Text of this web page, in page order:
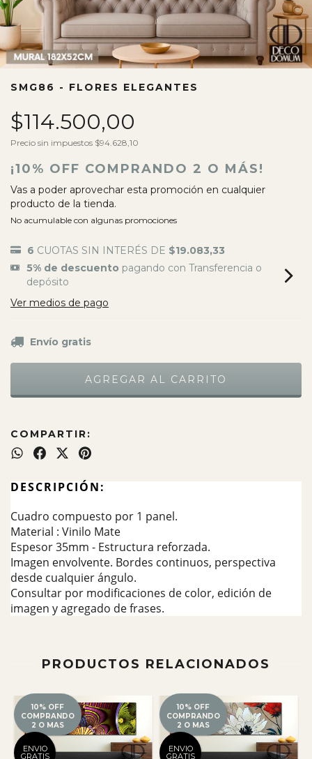
SMG86 - FLORES ELEGANTES
$114.500,00
Precio sin impuestos $94.628,10
¡10% OFF COMPRANDO 2 O MÁS!
Vas a poder aprovechar esta promoción en cualquier
producto de la tienda.
No acumulable con algunas promociones
6 CUOTAS SIN INTERÉS DE $19.083,33
5% de descuento pagando con Transferencia o
depósito
Ver medios de pago
Envío gratis
COMPARTIR:
DESCRIPCIÓN:
Cuadro compuesto por 1 panel.
Material : Vinilo Mate
Espesor 35mm - Estructura reforzada.
Imagen envolvente. Bordes continuos, perspectiva
desde cualquier ángulo.
Consultar por modificaciones de color, edición de
imagen y agregado de frases.
PRODUCTOS RELACIONADOS
10% OFF
COMPRANDO
2 O MAS
ENVIO
GRATIS
10% OFF
COMPRANDO
2 O MAS
ENVIO
GRATIS